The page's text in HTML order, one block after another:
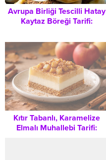
Avrupa Birliği Tescilli Hatay
Kaytaz Böreği Tarifi:
Yaşatın
Kıtır Tabanlı, Karamelize
Elmalı Muhallebi Tarifi: